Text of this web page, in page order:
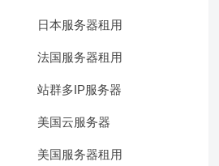
日本服务器租用
法国服务器租用
站群多IP服务器
美国云服务器
美国服务器租用